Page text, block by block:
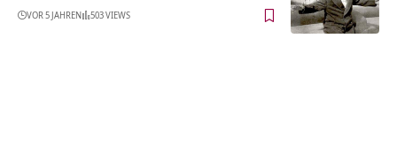
VOR 5 JAHREN 503 VIEWS